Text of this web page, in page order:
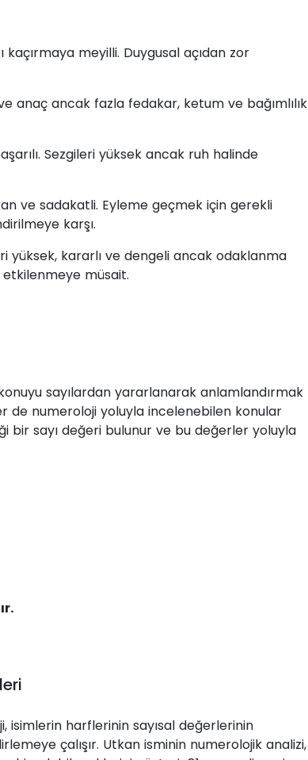
meyilli. Duygusal açıdan zor
anaç ancak fazla fedakar, ketum ve bağımlılık
Sezgileri yüksek ancak ruh halinde
ve sadakatli. Eyleme geçmek için gerekli
karşı.
yüksek, kararlı ve dengeli ancak odaklanma
müsait.
sayılardan yararlanarak anlamlandırmak
de numeroloji yoluyla incelenebilen konular
bir sayı değeri bulunur ve bu değerler yoluyla
isimlerin harflerinin sayısal değerlerinin
çalışır. Utkan isminin numerolojik analizi,